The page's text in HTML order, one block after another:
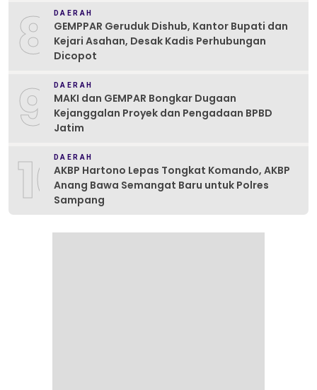
8 DAERAH
GEMPPAR Geruduk Dishub, Kantor Bupati dan
Kejari Asahan, Desak Kadis Perhubungan
Dicopot
9 DAERAH
MAKI dan GEMPAR Bongkar Dugaan
Kejanggalan Proyek dan Pengadaan BPBD
Jatim
10DAERAH
AKBP Hartono Lepas Tongkat Komando, AKBP
Anang Bawa Semangat Baru untuk Polres
Sampang